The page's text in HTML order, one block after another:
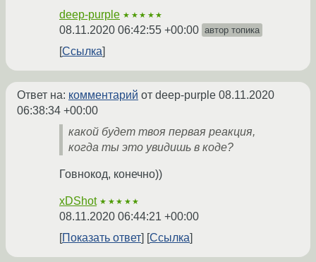
deep-purple ★★★★★
08.11.2020 06:42:55 +00:00 автор топика
Ссылка
Ответ на: комментарий от deep-purple 08.11.2020
06:38:34 +00:00
какой будет твоя первая реакция,
когда ты это увидишь в коде?
Говнокод, конечно))
xDShot ★★★★★
08.11.2020 06:44:21 +00:00
Показать ответ
Ссылка